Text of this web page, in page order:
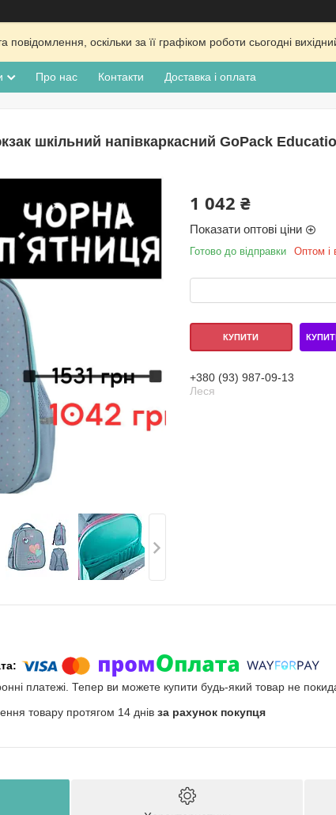
оскільки за її графіком роботи сьогодні
Про нас Контакти Доставка і оплата
шкільний напівкаркасний GoPack
1 042 ₴
Показати оптові ціни
Готово до відправки Оптом і
КУПИТИ
+380 (93) 987-09-13
Леся
платежі. Тепер ви можете купити будь-який товар не
товару протягом 14 днів за рахунок покупця